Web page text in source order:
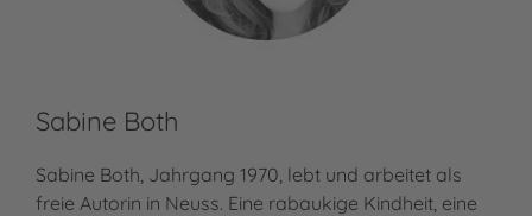
Sabine Both
Sabine Both, Jahrgang 1970, lebt und arbeitet als
freie Autorin in Neuss. Eine rabaukige Kindheit, eine